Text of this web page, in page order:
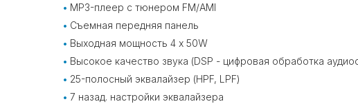
MP3-плеер с тюнером FM/AMI
Съемная передняя панель
Выходная мощность 4 x 50W
Высокое качество звука (DSP - цифровая обработка
25-полосный эквалайзер (HPF, LPF)
7 назад. настройки эквалайзера